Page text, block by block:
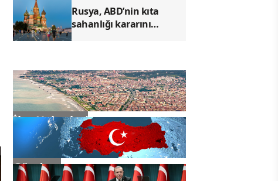
Rusya, ABD’nin kıta
sahanlığı kararını
İlçe Haberleri
Gündem